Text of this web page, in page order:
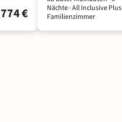
774 €
Nächte· All Inclusive Plus
Familienzimmer